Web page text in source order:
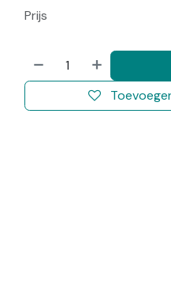
Prijs